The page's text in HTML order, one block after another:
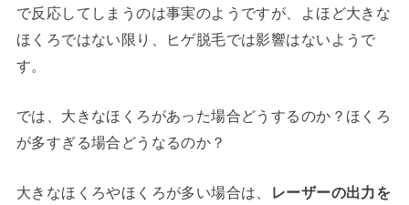
で反応してしまうのは事実のようですが、よほど大きな
ほくろではない限り、ヒゲ脱毛では影響はないようで
す。
では、大きなほくろがあった場合どうするのか？ほくろ
が多すぎる場合どうなるのか？
大きなほくろやほくろが多い場合は、
レーザーの出力を